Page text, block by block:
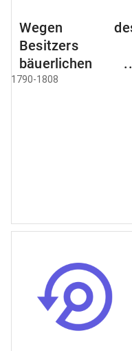
Wegen
Besitzers
bäuerlichen
Grundstücke, den
1790-1808